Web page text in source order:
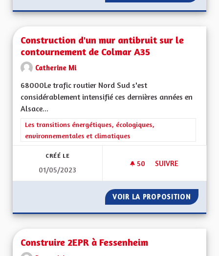
Construction d'un mur antibruit sur le
contournement de Colmar A35
Catherine Mi
68000Le trafic routier Nord Sud s'est
considérablement intensifié ces dernières années en
Alsace...
Filtrer les résultats de la catégorie : Les transitions
Les transitions énergétiques, écologiques,
environnementales et climatiques
CRÉÉ LE
01/05/2023
50 50 ABONNÉS
SUIVRE
VOIR LA PROPOSITION
Construire 2EPR à Fessenheim